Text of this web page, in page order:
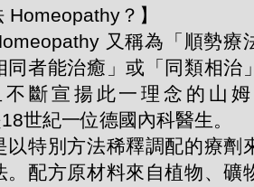
Homeopathy？】
又稱為「順勢療
同者能治癒」或「同類相治
斷宣揚此一理念的山
世紀一位德國內科醫生。
以特別方法稀釋調配的療劑
。配方原材料來自植物、礦